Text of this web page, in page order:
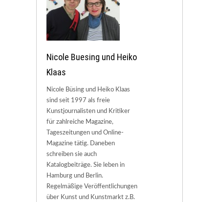
Nicole Buesing und Heiko
Klaas
Nicole Büsing und Heiko Klaas
sind seit 1997 als freie
Kunstjournalisten und Kritiker
für zahlreiche Magazine,
Tageszeitungen und Online-
Magazine tätig. Daneben
schreiben sie auch
Katalogbeiträge. Sie leben in
Hamburg und Berlin.
Regelmäßige Veröffentlichungen
über Kunst und Kunstmarkt z.B.